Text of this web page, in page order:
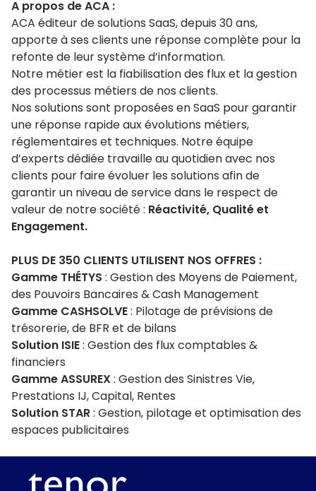
A propos de ACA :
ACA éditeur de solutions SaaS, depuis 30 ans,
apporte à ses clients une réponse complète pour la
refonte de leur système d’information.
Notre métier est la fiabilisation des flux et la gestion
des processus métiers de nos clients.
Nos solutions sont proposées en SaaS pour garantir
une réponse rapide aux évolutions métiers,
réglementaires et techniques. Notre équipe
d’experts dédiée travaille au quotidien avec nos
clients pour faire évoluer les solutions afin de
garantir un niveau de service dans le respect de
valeur de notre société : Réactivité, Qualité et
Engagement.
PLUS DE 350 CLIENTS UTILISENT NOS OFFRES :
Gamme THÉTYS : Gestion des Moyens de Paiement,
des Pouvoirs Bancaires & Cash Management
Gamme CASHSOLVE : Pilotage de prévisions de
trésorerie, de BFR et de bilans
Solution ISIE : Gestion des flux comptables &
financiers
Gamme ASSUREX : Gestion des Sinistres Vie,
Prestations IJ, Capital, Rentes
Solution STAR : Gestion, pilotage et optimisation des
espaces publicitaires